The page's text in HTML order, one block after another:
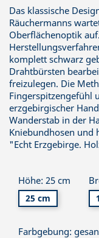
Das klassische
Räuchermanns
Oberflächenoptik
komplett schwarz
Drahtbürsten
freizulegen. Die
Fingerspitzengefühl
erzgebirgischer
Wanderstab in der
Kniebundhosen und
"Echt Erzgebirge.
Höhe: 25 cm
25 cm
Farbgebung: